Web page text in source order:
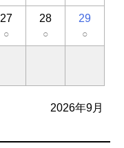
27
○
28
○
29
○
2026年9月